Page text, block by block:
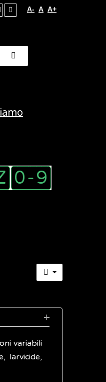
A- A A+
variabili
larvicide,